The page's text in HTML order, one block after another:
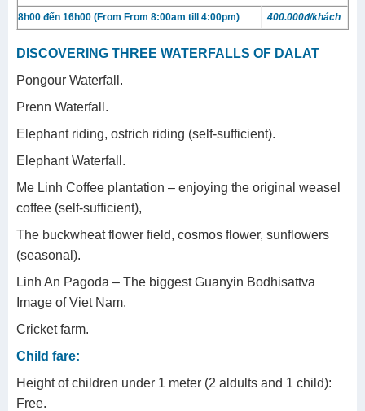
8h00 đến 16h00 (From From 8:00am till 4:00pm) 400.000đ/khách
DISCOVERING THREE WATERFALLS OF DALAT
Pongour Waterfall.
Prenn Waterfall.
Elephant riding, ostrich riding (self-sufficient).
Elephant Waterfall.
Me Linh Coffee plantation – enjoying the original weasel
coffee (self-sufficient),
The buckwheat flower field, cosmos flower, sunflowers
(seasonal).
Linh An Pagoda – The biggest Guanyin Bodhisattva
Image of Viet Nam.
Cricket farm.
Child fare:
Height of children under 1 meter (2 aldults and 1 child):
Free.